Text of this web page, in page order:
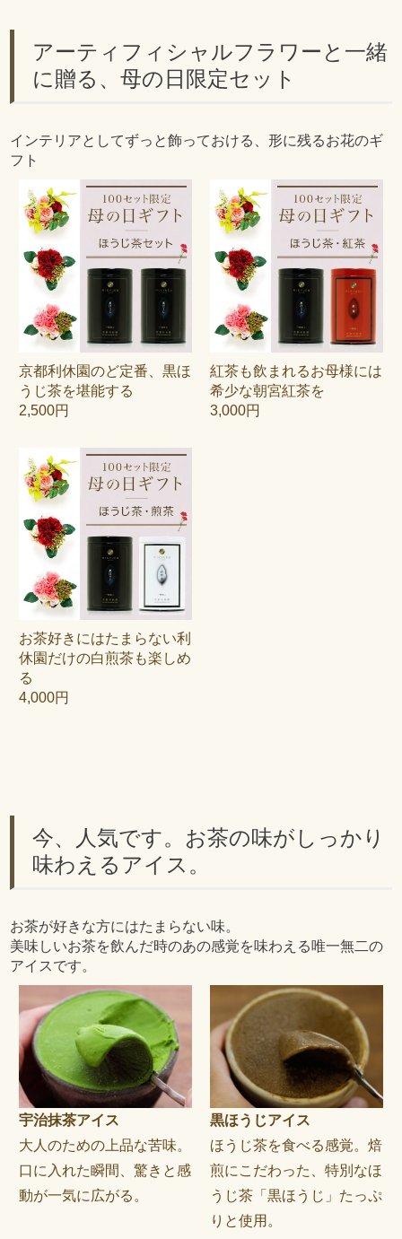
アーティフィシャルフラワーと一緒
に贈る、母の日限定セット
インテリアとしてずっと飾っておける、形に残るお花のギ
フト
京都利休園のど定番、黒ほ
うじ茶を堪能する
2,500円
紅茶も飲まれるお母様には
希少な朝宮紅茶を
3,000円
お茶好きにはたまらない利
休園だけの白煎茶も楽しめ
る
4,000円
今、人気です。お茶の味がしっかり
味わえるアイス。
お茶が好きな方にはたまらない味。
美味しいお茶を飲んだ時のあの感覚を味わえる唯一無二の
アイスです。
宇治抹茶アイス
大人のための上品な苦味。
口に入れた瞬間、驚きと感
動が一気に広がる。
黒ほうじアイス
ほうじ茶を食べる感覚。焙
煎にこだわった、特別なほ
うじ茶「黒ほうじ」たっぷ
りと使用。